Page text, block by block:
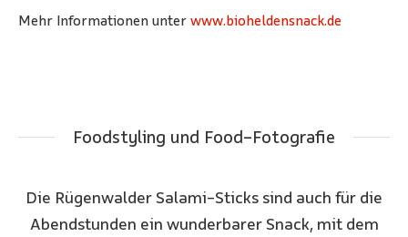
Mehr Informationen unterwww.bioheldensnack.de
Foodstyling und Food-Fotografie
Die Rügenwalder Salami-Sticks sind auch für die
Abendstunden ein wunderbarer Snack, mit dem